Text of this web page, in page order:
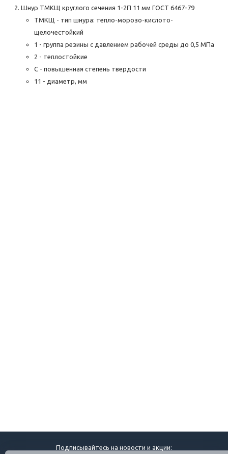
Шнур ТМКЩ круглого сечения 1-2П 11 мм ГОСТ 6467-79
ТМКЩ - тип шнура: тепло-морозо-кислото-
щелочестойкий
1 - группа резины с давлением рабочей среды до 0,5 МПа
2 - теплостойкие
С - повышенная степень твердости
11 - диаметр, мм
Подписывайтесь на новости и акции: